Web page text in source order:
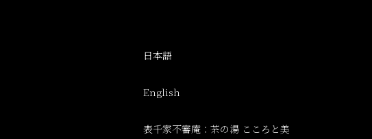
日本語
English
表千家不審庵：茶の湯 こころと美